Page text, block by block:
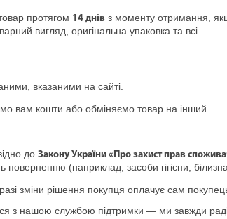
протягом 14 днів з моменту отримання,
вигляд, оригінальна упаковка та всі
вказаними на сайті.
вам кошти або обміняємо товар на інший.
до Закону України «Про захист прав
поверненню (наприклад, засоби гігієни, білизна,
зміни рішення покупця оплачує сам
з нашою службою підтримки — ми завжди